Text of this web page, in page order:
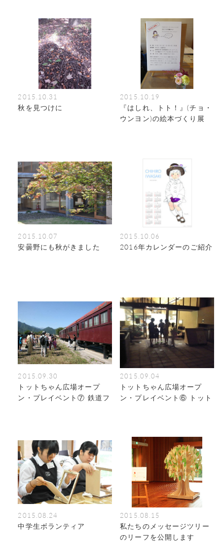
2015.10.31
秋を見つけに
2015.10.19
『はしれ、トト！』(チョ・
ウンヨン)の絵本づくり展
2015.10.07
安曇野にも秋がきました
2015.10.06
2016年カレンダーのご紹介
2015.09.30
トットちゃん広場オープ
ン・プレイベント⑦ 鉄道フ
2015.09.04
トットちゃん広場オープ
ン・プレイベント⑥ トット
2015.08.24
中学生ボランティア
2015.08.15
私たちのメッセージツリー
のリーフを公開します